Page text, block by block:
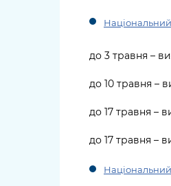
до 3 травня –
до 10 травня –
до 17 травня –
до 17 травня –